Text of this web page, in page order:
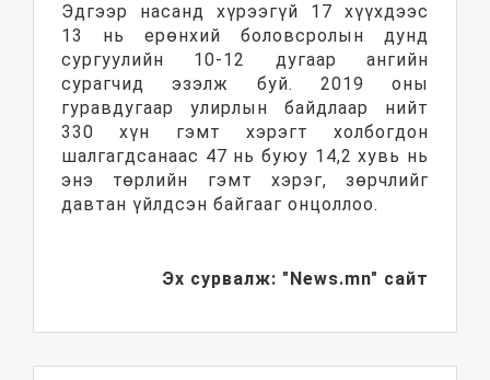
Эдгээр насанд хүрээгүй 17 хүүхдээс
13 нь ерөнхий боловсролын дунд
сургуулийн 10-12 дугаар ангийн
сурагчид эзэлж буй. 2019 оны
гуравдугаар улирлын байдлаар нийт
330 хүн гэмт хэрэгт холбогдон
шалгагдсанаас 47 нь буюу 14,2 хувь нь
энэ төрлийн гэмт хэрэг, зөрчлийг
давтан үйлдсэн байгааг онцоллоо.
Эх сурвалж: "News.mn" сайт